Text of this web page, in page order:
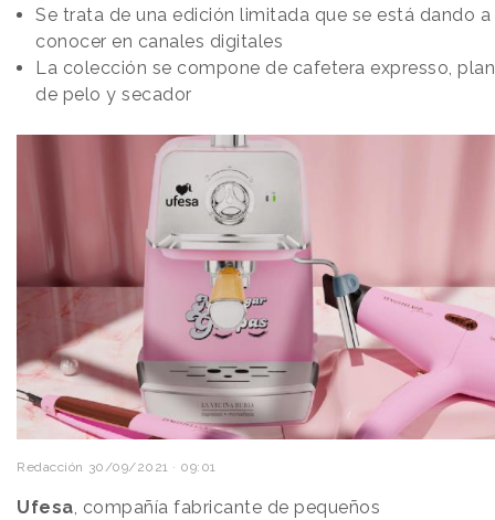
Se trata de una edición limitada que se está dando a
conocer en canales digitales
La colección se compone de cafetera expresso,
de pelo y secador
Redacción 30/09/2021 · 09:01
Ufesa, compañía fabricante de pequeños